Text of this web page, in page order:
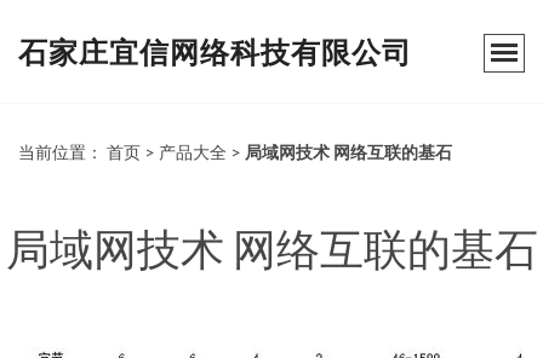
石家庄宜信网络科技有限公司
当前位置： 首页 > 产品大全 > 局域网技术 网络互联的基石
局域网技术 网络互联的基石